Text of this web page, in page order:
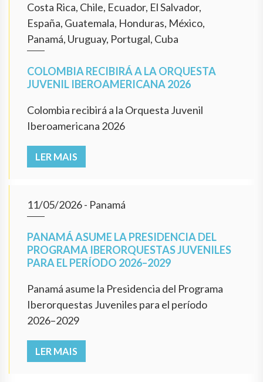
Costa Rica, Chile, Ecuador, El Salvador,
España, Guatemala, Honduras, México,
Panamá, Uruguay, Portugal, Cuba
COLOMBIA RECIBIRÁ A LA ORQUESTA
JUVENIL IBEROAMERICANA 2026
Colombia recibirá a la Orquesta Juvenil
Iberoamericana 2026
LER MAIS
11/05/2026- Panamá
PANAMÁ ASUME LA PRESIDENCIA DEL
PROGRAMA IBERORQUESTAS JUVENILES
PARA EL PERÍODO 2026–2029
Panamá asume la Presidencia del Programa
Iberorquestas Juveniles para el período
2026–2029
LER MAIS